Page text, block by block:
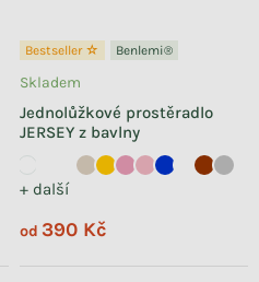
Bestseller ☆ Benlemi®
Jednolůžkové prostěradlo
JERSEY z bavlny
+ další
Skladem
od 390 Kč